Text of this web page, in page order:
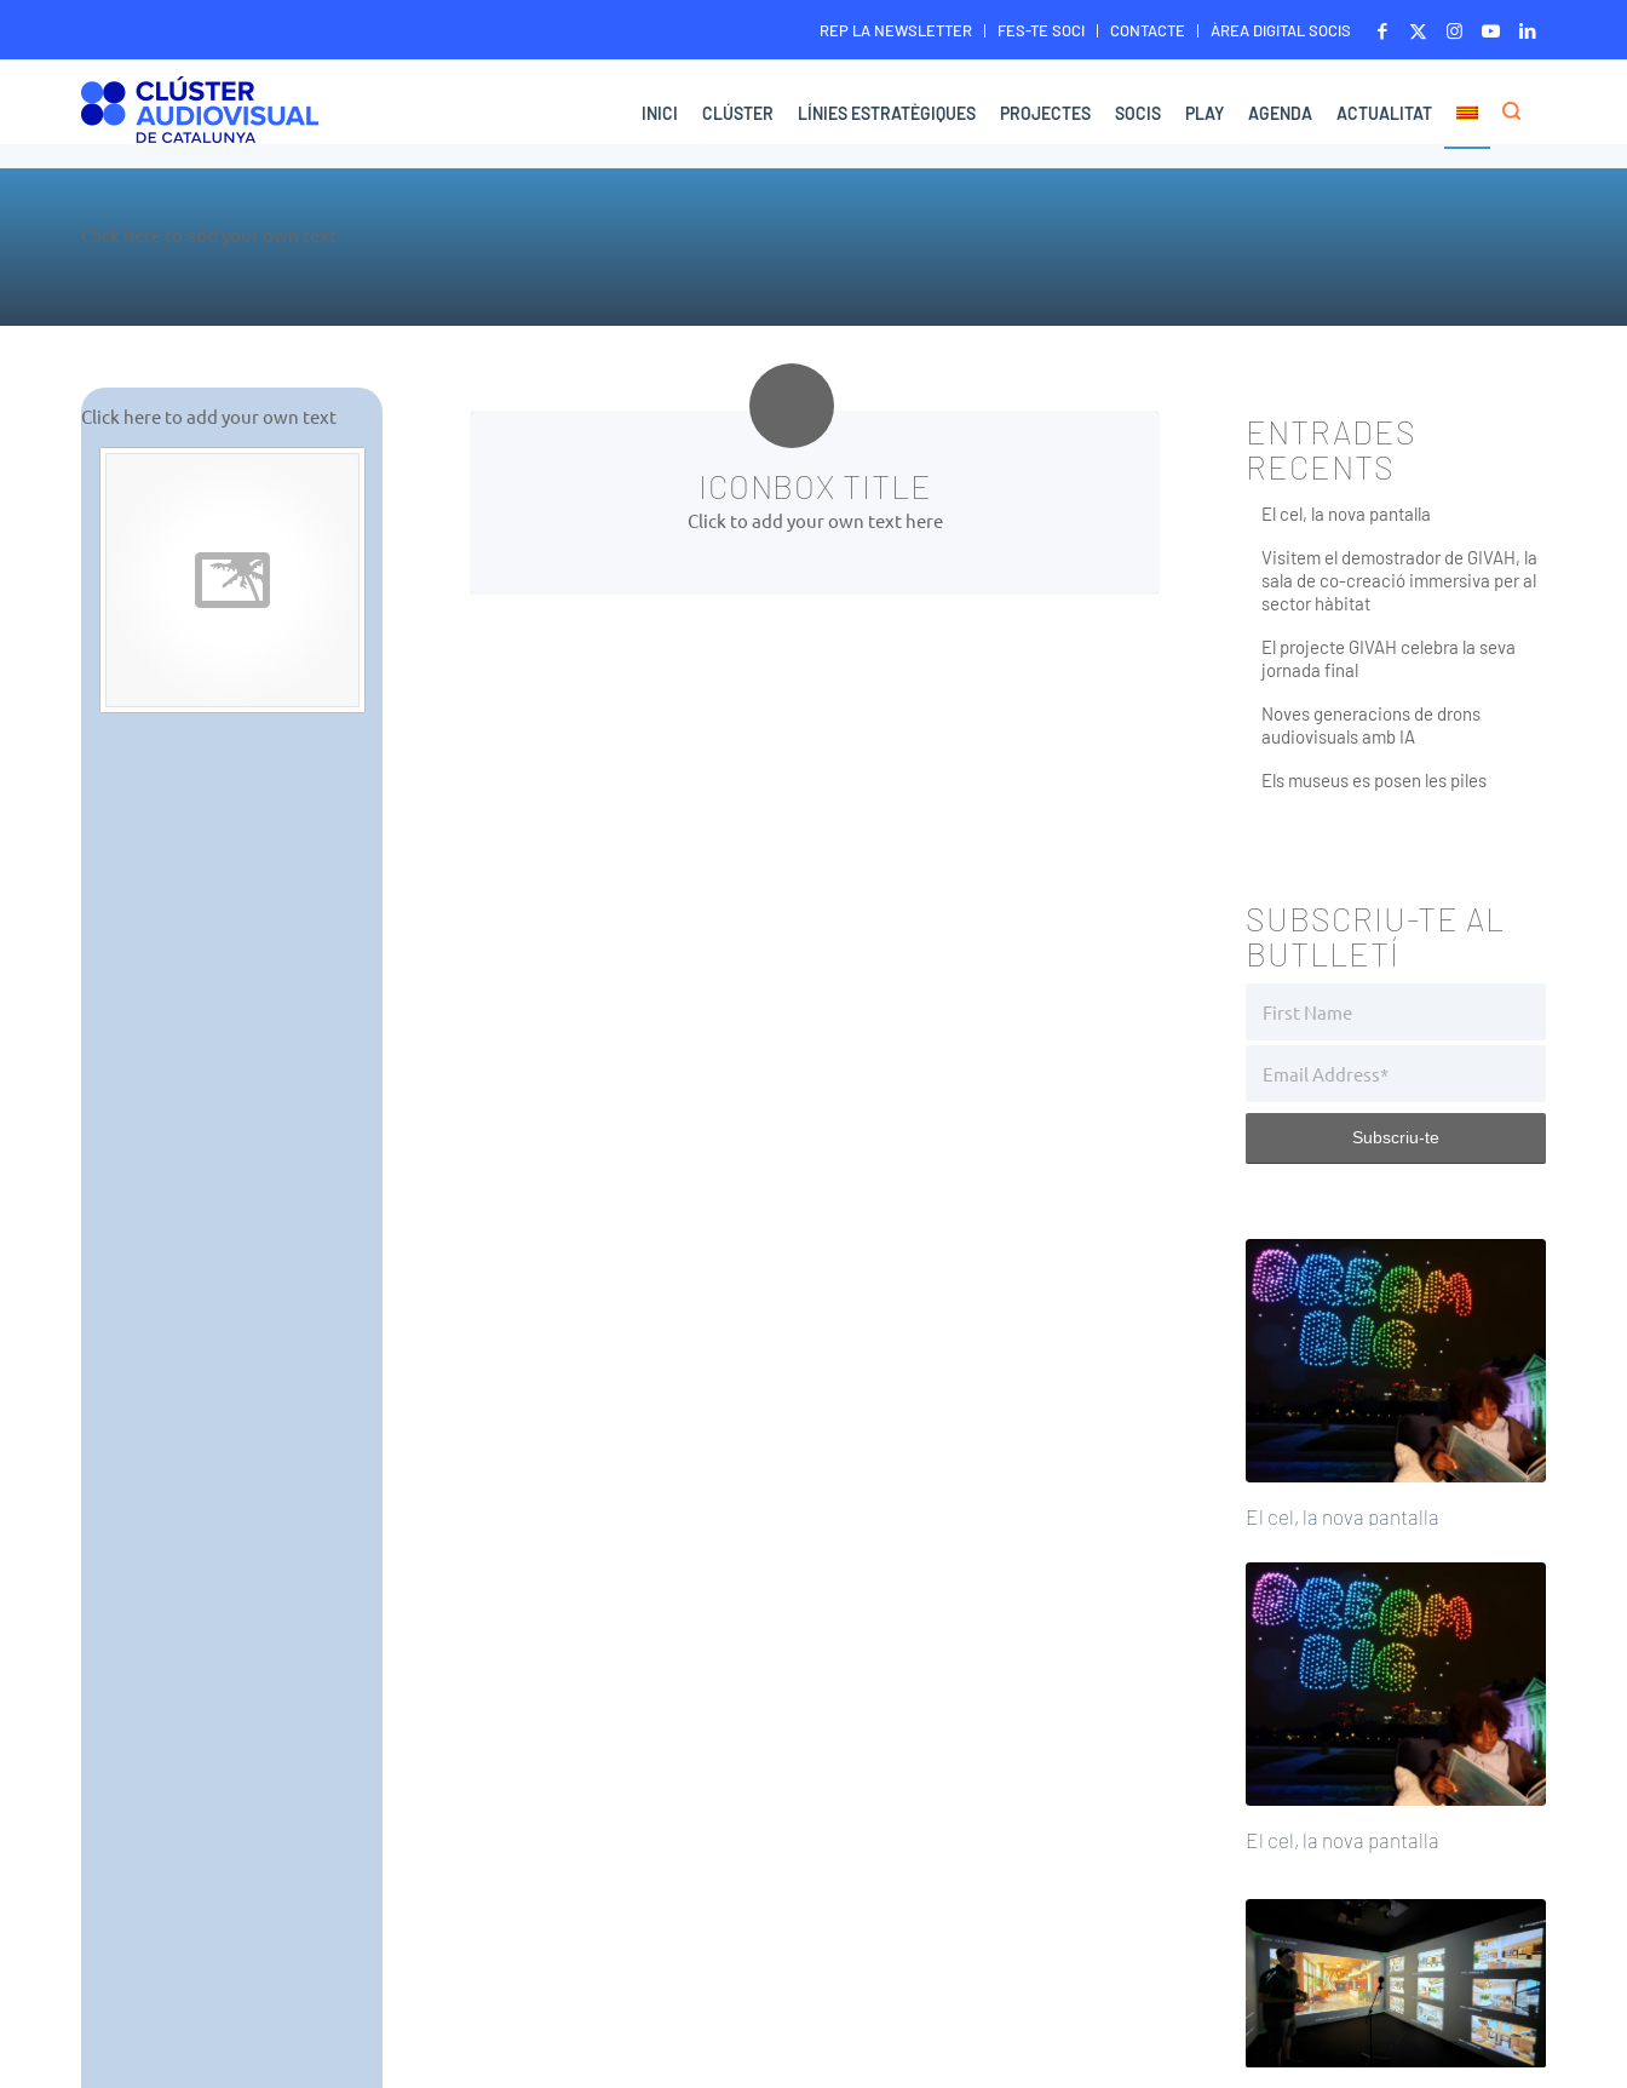
REP LA NEWSLETTER FES-TE SOCI CONTACTE ÀREA DIGITAL SOCIS
INICI CLÚSTER LÍNIES ESTRATÈGIQUES PROJECTES SOCIS PLAY AGENDA ACTUALITAT
Click here to add your own text
Click here to add your own text
ICONBOX TITLE
Click to add your own text here
ENTRADES
RECENTS
El cel, la nova pantalla
Visitem el demostrador de GIVAH, la
sala de co-creació immersiva per al
sector hàbitat
El projecte GIVAH celebra la seva
jornada final
Noves generacions de drons
audiovisuals amb IA
Els museus es posen les piles
SUBSCRIU-TE AL
BUTLLETÍ
El cel, la nova pantalla
El cel, la nova pantalla